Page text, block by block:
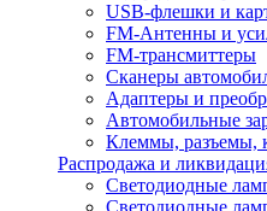
USB-флешки и
FM-Антенны и
FM-трансмиттеры
Сканеры
Адаптеры и
Автомобильные
Клеммы, разъемы,
Распродажа и
Светодиодные
Светодиодные